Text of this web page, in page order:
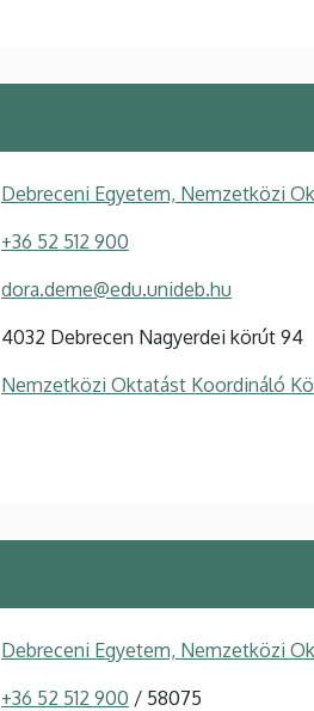
Debreceni Egyetem, Nemzetközi
+36 52 512 900
dora.deme@edu.unideb.hu
4032 Debrecen Nagyerdei körút 94
Nemzetközi Oktatást Koordináló
Debreceni Egyetem, Nemzetközi
+36 52 512 900 / 58075